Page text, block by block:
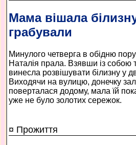
Мама вішала
грабували
Минулого четверга в обідню
Наталія прала. Взявши із собою
винесла розвішувати білизну у
Виходячи на вулицю, донечку
поверталася додому, мала їй
уже не було золотих сережок.
¤ Прожиття